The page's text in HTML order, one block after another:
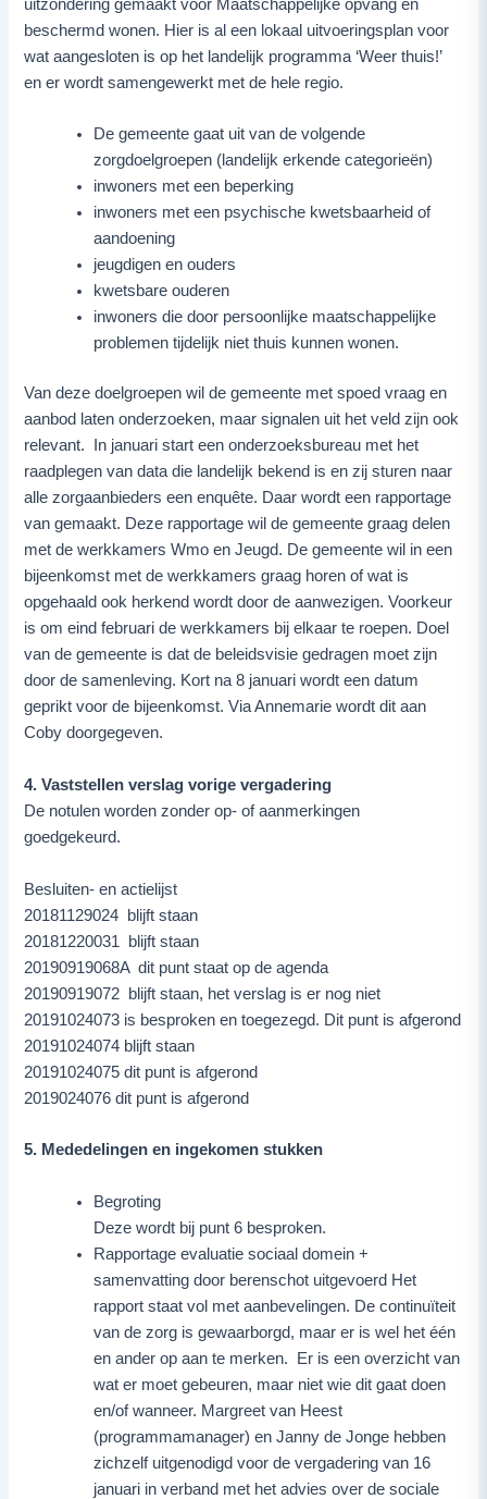
uitzondering gemaakt voor Maatschappelijke opvang en
beschermd wonen. Hier is al een lokaal uitvoeringsplan voor
wat aangesloten is op het landelijk programma ‘Weer thuis!’
en er wordt samengewerkt met de hele regio.
De gemeente gaat uit van de volgende
zorgdoelgroepen (landelijk erkende categorieën)
inwoners met een beperking
inwoners met een psychische kwetsbaarheid of
aandoening
jeugdigen en ouders
kwetsbare ouderen
inwoners die door persoonlijke maatschappelijke
problemen tijdelijk niet thuis kunnen wonen.
Van deze doelgroepen wil de gemeente met spoed vraag en
aanbod laten onderzoeken, maar signalen uit het veld zijn ook
relevant. In januari start een onderzoeksbureau met het
raadplegen van data die landelijk bekend is en zij sturen naar
alle zorgaanbieders een enquête. Daar wordt een rapportage
van gemaakt. Deze rapportage wil de gemeente graag delen
met de werkkamers Wmo en Jeugd. De gemeente wil in een
bijeenkomst met de werkkamers graag horen of wat is
opgehaald ook herkend wordt door de aanwezigen. Voorkeur
is om eind februari de werkkamers bij elkaar te roepen. Doel
van de gemeente is dat de beleidsvisie gedragen moet zijn
door de samenleving. Kort na 8 januari wordt een datum
geprikt voor de bijeenkomst. Via Annemarie wordt dit aan
Coby doorgegeven.
4. Vaststellen verslag vorige vergadering
De notulen worden zonder op- of aanmerkingen
goedgekeurd.
Besluiten- en actielijst
20181129024 blijft staan
20181220031 blijft staan
20190919068A dit punt staat op de agenda
20190919072 blijft staan, het verslag is er nog niet
20191024073 is besproken en toegezegd. Dit punt is afgerond
20191024074 blijft staan
20191024075 dit punt is afgerond
2019024076 dit punt is afgerond
5. Mededelingen en ingekomen stukken
Begroting
Deze wordt bij punt 6 besproken.
Rapportage evaluatie sociaal domein +
samenvatting door berenschot uitgevoerd Het
rapport staat vol met aanbevelingen. De continuïteit
van de zorg is gewaarborgd, maar er is wel het één
en ander op aan te merken. Er is een overzicht van
wat er moet gebeuren, maar niet wie dit gaat doen
en/of wanneer. Margreet van Heest
(programmamanager) en Janny de Jonge hebben
zichzelf uitgenodigd voor de vergadering van 16
januari in verband met het advies over de sociale